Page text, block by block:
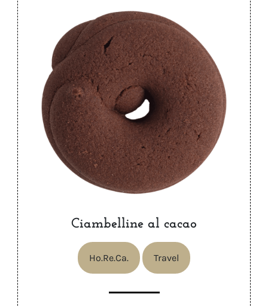
Ciambelline al cacao
Ho.Re.Ca. Travel